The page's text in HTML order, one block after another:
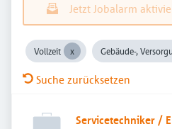
Jetzt Jobalarm
Vollzeit Gebäude-,
Suche zurücksetzen
Servicetechniker /